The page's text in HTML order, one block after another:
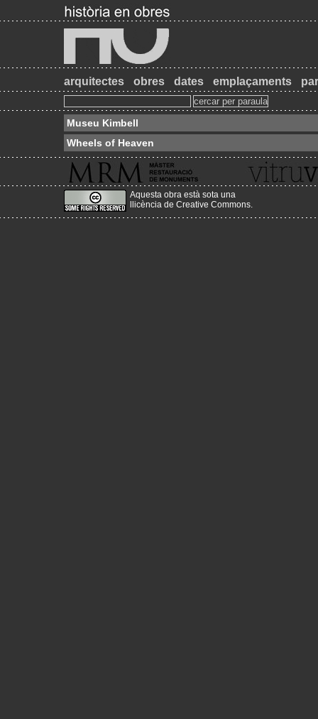
arquitectes obres dates emplaçaments
Museu Kimbell
Wheels of Heaven
Aquesta obra està sota una
llicència de Creative Commons.